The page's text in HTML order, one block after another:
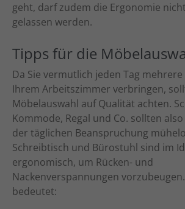
geht, darf zudem die Ergonomie
gelassen werden.
Tipps für die
Da Sie vermutlich jeden Tag
Ihrem Arbeitszimmer verbringen,
Möbelauswahl auf Qualität achten.
Kommode, Regal und Co. sollten
der täglichen Beanspruchung
Schreibtisch und Bürostuhl sind im
ergonomisch, um Rücken- und
Nackenverspannungen
bedeutet: